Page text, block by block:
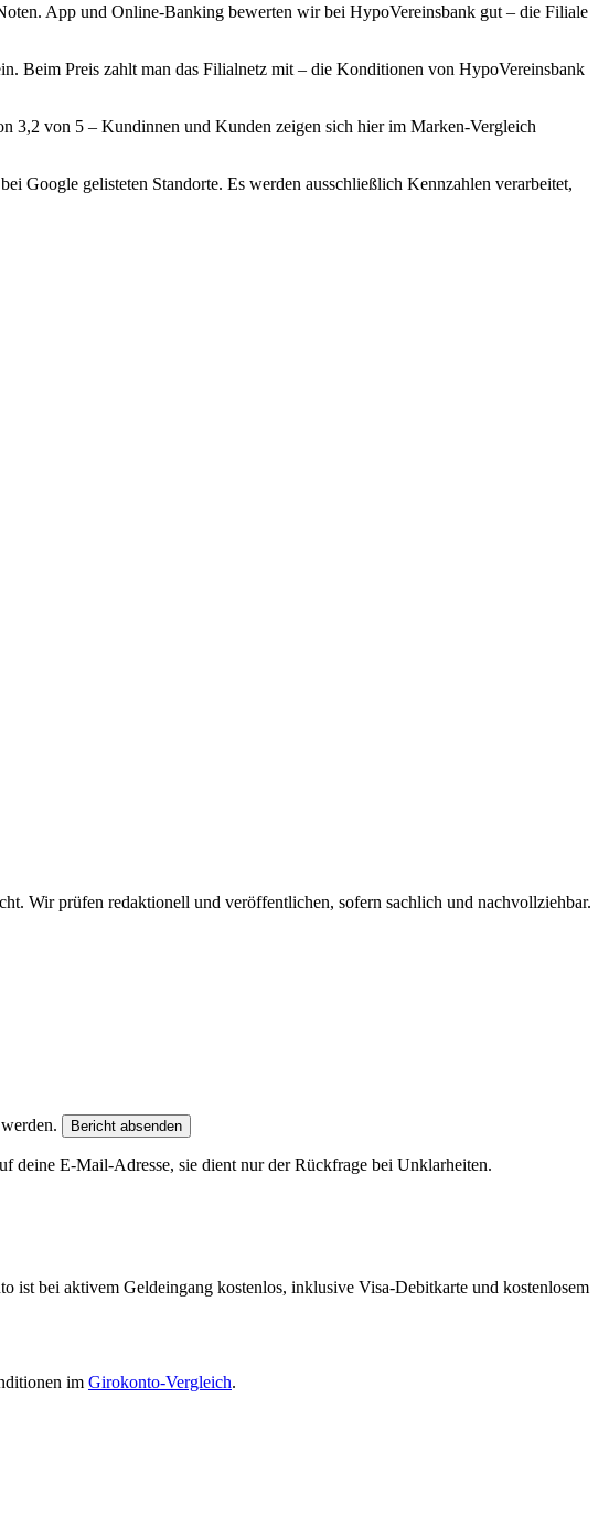
App und Online-Banking bewerten wir bei HypoVereinsbank gut – die Filiale
Beim Preis zahlt man das Filialnetz mit – die Konditionen von HypoVereinsbank
3,2 von 5 – Kundinnen und Kunden zeigen sich hier im Marken-Vergleich
Google gelisteten Standorte. Es werden ausschließlich Kennzahlen verarbeitet,
Wir prüfen redaktionell und veröffentlichen, sofern sachlich und nachvollziehbar.
Bericht absenden
deine E-Mail-Adresse, sie dient nur der Rückfrage bei Unklarheiten.
bei aktivem Geldeingang kostenlos, inklusive Visa-Debitkarte und kostenlosem
im Girokonto-Vergleich.